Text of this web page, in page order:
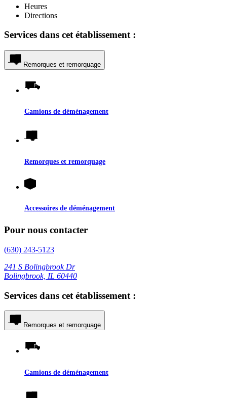
Heures
Directions
Services dans cet établissement :
Remorques et remorquage
Camions de déménagement
Remorques et remorquage
Accessoires de déménagement
Pour nous contacter
(630) 243-5123
241 S Bolingbrook Dr
Bolingbrook, IL 60440
Services dans cet établissement :
Remorques et remorquage
Camions de déménagement